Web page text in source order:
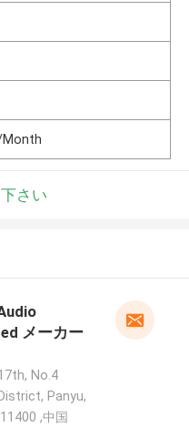
Month
さい
メーカー
No.4
Panyu,
,中国